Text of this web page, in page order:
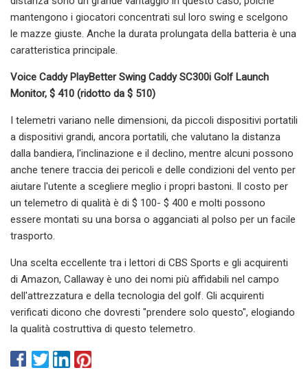
mantengono i giocatori concentrati sul loro swing e scelgono
le mazze giuste. Anche la durata prolungata della batteria è una
caratteristica principale.
Voice Caddy PlayBetter Swing Caddy SC300i Golf Launch
Monitor, $ 410 (ridotto da $ 510)
I telemetri variano nelle dimensioni, da piccoli dispositivi portatili
a dispositivi grandi, ancora portatili, che valutano la distanza
dalla bandiera, l'inclinazione e il declino, mentre alcuni possono
anche tenere traccia dei pericoli e delle condizioni del vento per
aiutare l'utente a scegliere meglio i propri bastoni. Il costo per
un telemetro di qualità è di $ 100- $ 400 e molti possono
essere montati su una borsa o agganciati al polso per un facile
trasporto.
Una scelta eccellente tra i lettori di CBS Sports e gli acquirenti
di Amazon, Callaway è uno dei nomi più affidabili nel campo
dell'attrezzatura e della tecnologia del golf. Gli acquirenti
verificati dicono che dovresti "prendere solo questo", elogiando
la qualità costruttiva di questo telemetro.